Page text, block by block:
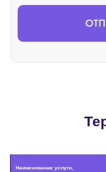
Наименование услуги,
ОТПРАВИТЬ
своих персональных данных